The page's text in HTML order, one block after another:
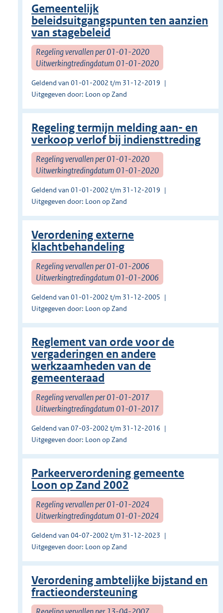
Gemeentelijk
beleidsuitgangspunten ten aanzien
van stagebeleid
Regeling vervallen per 01-01-2020
Uitwerkingtredingdatum 01-01-2020
Geldend van 01-01-2002 t/m 31-12-2019
Uitgegeven door: Loon op Zand
Regeling termijn melding aan- en
verkoop verlof bij indiensttreding
Regeling vervallen per 01-01-2020
Uitwerkingtredingdatum 01-01-2020
Geldend van 01-01-2002 t/m 31-12-2019
Uitgegeven door: Loon op Zand
Verordening externe
klachtbehandeling
Regeling vervallen per 01-01-2006
Uitwerkingtredingdatum 01-01-2006
Geldend van 01-01-2002 t/m 31-12-2005
Uitgegeven door: Loon op Zand
Reglement van orde voor de
vergaderingen en andere
werkzaamheden van de
gemeenteraad
Regeling vervallen per 01-01-2017
Uitwerkingtredingdatum 01-01-2017
Geldend van 07-03-2002 t/m 31-12-2016
Uitgegeven door: Loon op Zand
Parkeerverordening gemeente
Loon op Zand 2002
Regeling vervallen per 01-01-2024
Uitwerkingtredingdatum 01-01-2024
Geldend van 04-07-2002 t/m 31-12-2023
Uitgegeven door: Loon op Zand
Verordening ambtelijke bijstand en
fractieondersteuning